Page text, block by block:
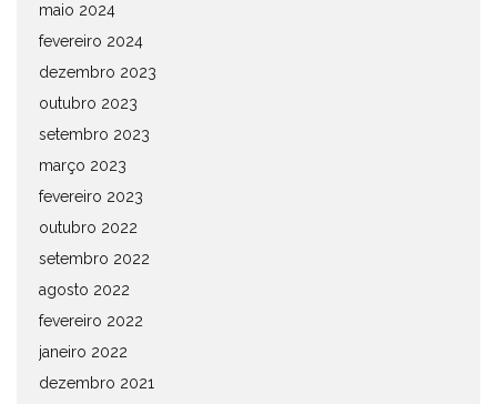
maio 2024
fevereiro 2024
dezembro 2023
outubro 2023
setembro 2023
março 2023
fevereiro 2023
outubro 2022
setembro 2022
agosto 2022
fevereiro 2022
janeiro 2022
dezembro 2021